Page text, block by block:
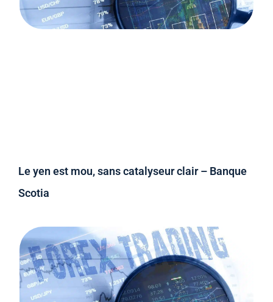
Le yen est mou, sans catalyseur clair – Banque
Scotia